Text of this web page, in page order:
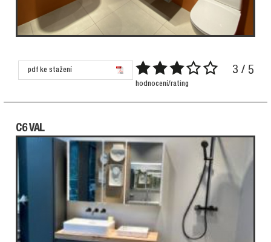
pdf ke stažení 3 / 5
hodnocení/rating
C6 VAL